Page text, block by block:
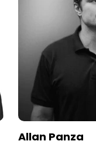
Allan Panza